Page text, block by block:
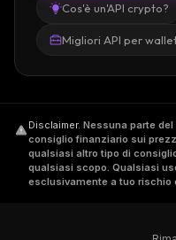
Cos'è un'API crypto?
Migliori API per
Disclaimer. Nessuna parte
consiglio finanziario sui
qualsiasi altro tipo di
qualsiasi scopo. Qualsiasi
esclusivamente a tuo rischio